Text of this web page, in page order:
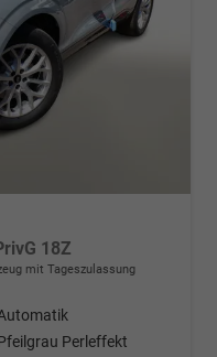
18Z
mit Tageszulassung
Perleffekt